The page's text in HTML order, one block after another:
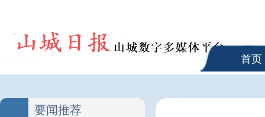
首页
要闻推荐